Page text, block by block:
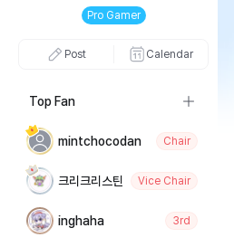
Pro Gamer
Post Calendar
Top Fan
mintchocodan Chair
크리크리스틴 Vice Chair
inghaha 3rd